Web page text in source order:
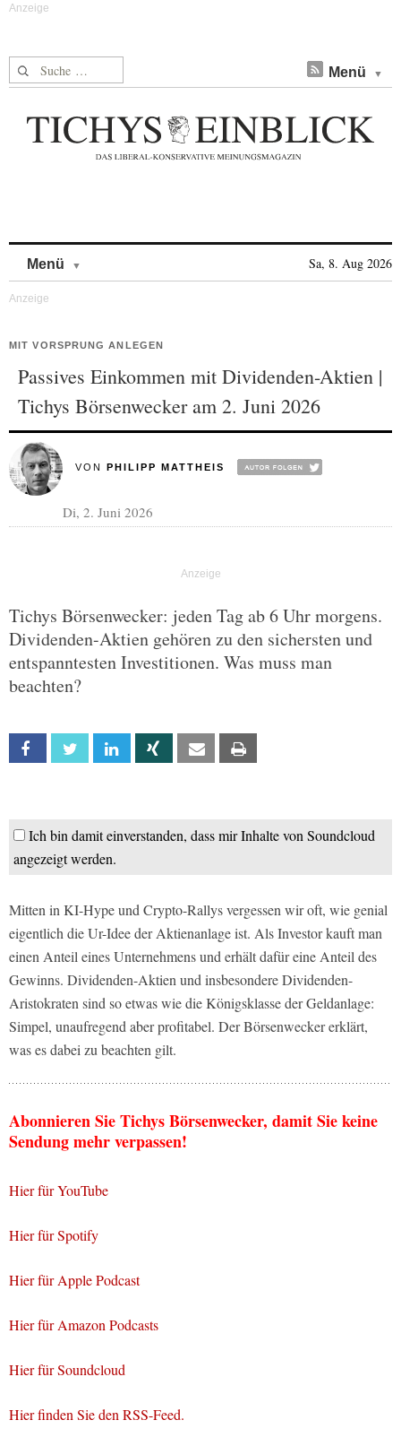
Suche nach: Menü
Menü Sa, 8. Aug 2026
MIT VORSPRUNG ANLEGEN
Passives Einkommen mit Dividenden-Aktien |
Tichys Börsenwecker am 2. Juni 2026
VON PHILIPP MATTHEIS
Di, 2. Juni 2026
Tichys Börsenwecker: jeden Tag ab 6 Uhr morgens.
Dividenden-Aktien gehören zu den sichersten und
entspanntesten Investitionen. Was muss man
beachten?
Facebook Twitter Linkedin Xing Email
Ich bin damit einverstanden, dass mir Inhalte von Soundcloud
angezeigt werden.
Mitten in KI-Hype und Crypto-Rallys vergessen wir oft, wie genial
eigentlich die Ur-Idee der Aktienanlage ist. Als Investor kauft man
einen Anteil eines Unternehmens und erhält dafür eine Anteil des
Gewinns. Dividenden-Aktien und insbesondere Dividenden-
Aristokraten sind so etwas wie die Königsklasse der Geldanlage:
Simpel, unaufregend aber profitabel. Der Börsenwecker erklärt,
was es dabei zu beachten gilt.
Abonnieren Sie Tichys Börsenwecker, damit Sie keine
Sendung mehr verpassen!
Hier für YouTube
Hier für Spotify
Hier für Apple Podcast
Hier für Amazon Podcasts
Hier für Soundcloud
Hier finden Sie den RSS-Feed.